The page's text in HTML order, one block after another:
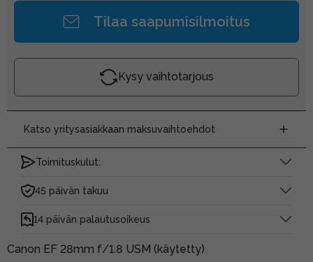
Tilaa saapumisilmoitus
Kysy vaihtotarjous
Katso yritysasiakkaan maksuvaihtoehdot
Toimituskulut:
45 päivän takuu
14 päivän palautusoikeus
Canon EF 28mm f/1.8 USM (käytetty)